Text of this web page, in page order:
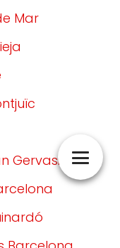
Mar
Gervasio